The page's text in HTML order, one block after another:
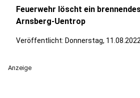
Feuerwehr löscht ein
Arnsberg-Uentrop
Veröffentlicht: Donnerstag,
Anzeige